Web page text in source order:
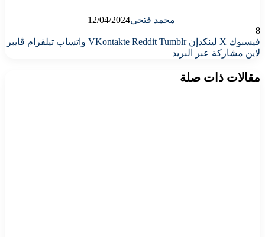
محمد فتحى12/04/2024
8
فيسبوك X لينكدإن واتساب تيلقرام ڤايبر
لاين مشاركة عبر البريد
مقالات ذات صلة